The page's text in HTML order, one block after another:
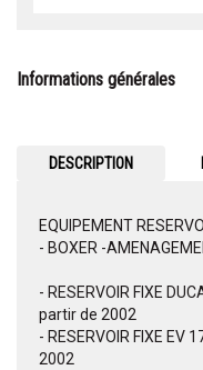
Informations générales
DESCRIPTION
EQUIPEMENT
- BOXER -
- RESERVOIR FIXE
partir de 2002
- RESERVOIR FIXE EV
2002